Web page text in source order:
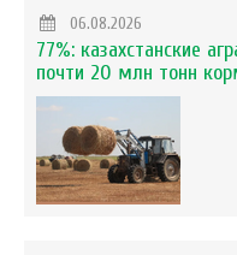
06.08.2026
77%: казахстанские
почти 20 млн тонн